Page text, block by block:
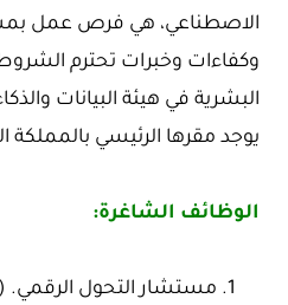
الاصطناعي، هي فرص عمل
وكفاءات وخبرات تحترم
البشرية في هيئة البيانات
يوجد مقرها الرئيسي بالمملكة
الوظائف الشاغرة: